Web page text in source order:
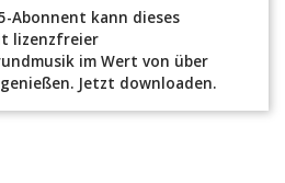
Abonnent kann dieses
lizenzfreier
im Wert von über
genießen. Jetzt downloaden.